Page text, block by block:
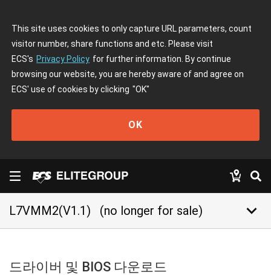
This site uses cookies to only capture URL parameters, count
visitor number, share functions and etc. Please visit
ECS's Privacy Policy for further information. By continue
browsing our website, you are hereby aware of and agree on
ECS' use of cookies by clicking "OK"
OK
L7VMM2(V1.1) (no longer for sale) keyboard_arrow_down
드라이버 및 BIOS 다운로드